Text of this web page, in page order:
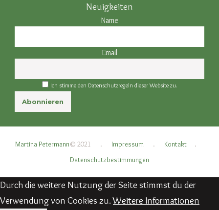
Neuigkeiten
Name
Email
Ich stimme den Datenschutzregeln dieser Website zu.
Martina Petermann© 2021 . Impressum . Kontakt
.
Datenschutzbestimmungen
Durch die weitere Nutzung der Seite stimmst du der
Verwendung von Cookies zu.Weitere Informationen